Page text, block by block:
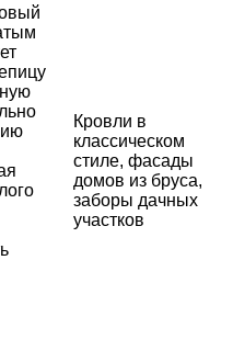
Кровли в
классическом
стиле, фасады
домов из бруса,
заборы дачных
участков